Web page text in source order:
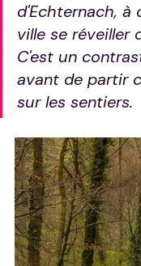
d'Echternach, à
ville se réveiller
C'est un
avant de partir
sur les sentiers.